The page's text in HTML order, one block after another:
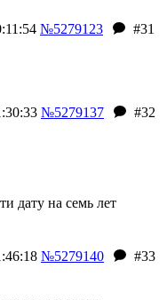
№5279123
#31
№5279137
#32
дату на семь лет
№5279140
#33